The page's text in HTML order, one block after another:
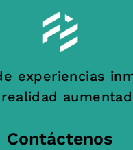
experiencias
Contáctenos